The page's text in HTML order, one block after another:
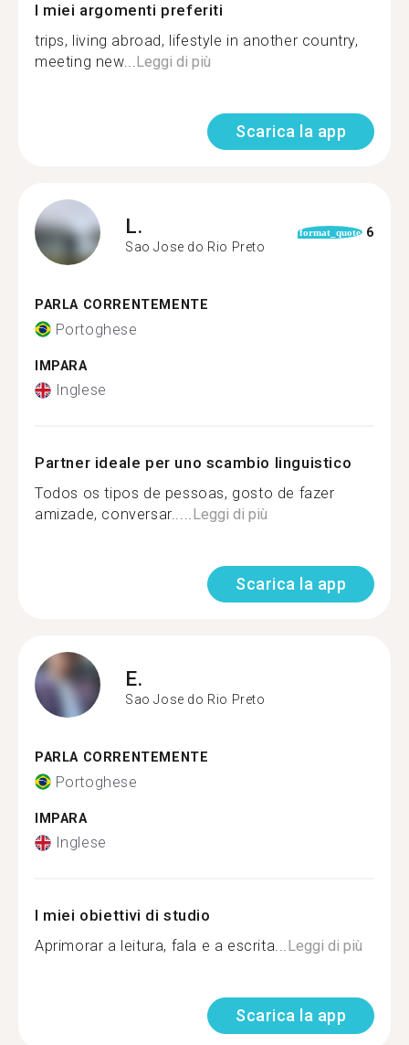
I miei argomenti preferiti
trips, living abroad, lifestyle in another country,
meeting new...Leggi di più
Scarica la app
L.
Sao Jose do Rio Preto
format_quote 6
PARLA CORRENTEMENTE
Portoghese
IMPARA
Inglese
Partner ideale per uno scambio linguistico
Todos os tipos de pessoas, gosto de fazer
amizade, conversar.....Leggi di più
Scarica la app
E.
Sao Jose do Rio Preto
PARLA CORRENTEMENTE
Portoghese
IMPARA
Inglese
I miei obiettivi di studio
Aprimorar a leitura, fala e a escrita...Leggi di più
Scarica la app